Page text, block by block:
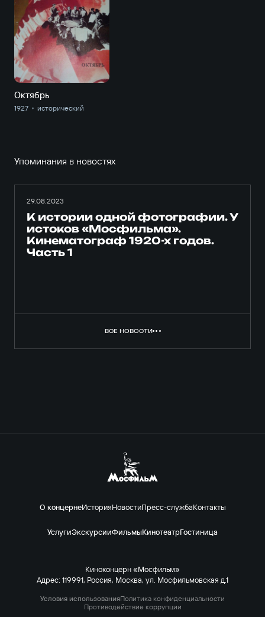
Октябрь
1927 исторический
Упоминания в новостях
29.08.2023
К истории одной фотографии. У
истоков «Мосфильма».
Кинематограф 1920-х годов.
Часть 1
ВСЕ НОВОСТИ
О концернеИсторияНовостиПресс-службаКонтакты
УслугиЭкскурсииФильмыКинотеатрГостиница
Киноконцерн «Мосфильм»
Адрес: 119991, Россия, Москва, ул. Мосфильмовская д.1
Условия использованияПолитика конфиденциальности
Противодействие коррупции